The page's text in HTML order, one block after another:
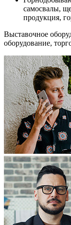
самосвалы,
продукция,
Выставочное
оборудование,